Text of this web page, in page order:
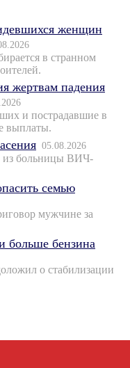
женщин
в странном
жертвам падения
и пострадавшие в
выплаты.
05.08.2026
из больницы ВИЧ-
семью
мужчине за
больше бензина
о стабилизации